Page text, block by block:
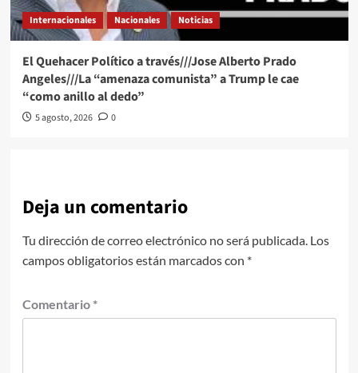
Internacionales Nacionales Noticias
El Quehacer Político a través///Jose Alberto Prado
Angeles///La “amenaza comunista” a Trump le cae
“como anillo al dedo”
5 agosto, 2026 0
Deja un comentario
Tu dirección de correo electrónico no será publicada. Los
campos obligatorios están marcados con *
Comentario *